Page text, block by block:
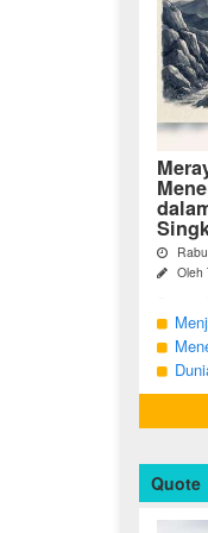
Oleh
pagi,
bahwa
Quote